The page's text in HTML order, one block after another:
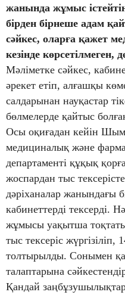
жанында жұмыс
бірден бірнеше адам
сәйкес, оларға қажет
кезінде көрсетілмеген,
Мәліметке сәйкес,
әрекет етіп, алғашқы
салдарынан науқастар
бөлмелерде қайтыс
Осы оқиғадан кейін
медициналық және
департаменті құқық
жоспардан тыс
дәріханалар жанындағы
кабинеттерді тексерді.
жұмысы уақытша
тыс тексеріс жүргізіліп,
толтырылды. Сонымен
талаптарына
Қандай